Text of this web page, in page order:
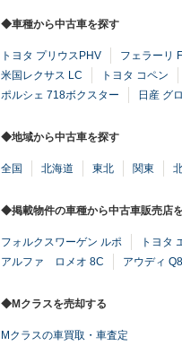
◆車種から中古車を探す
トヨタ プリウスPHV フェラーリ
米国レクサス LC
トヨタ コペン
ポルシェ 718ボクスター
日産 グ
◆地域から中古車を探す
全国 北海道 東北 関東
◆掲載物件の車種から中古車販売店
フォルクスワーゲン ルポ トヨタ
アルファ ロメオ 8C
アウディ Q8
◆Mクラスを売却する
Mクラスの車買取・車査定